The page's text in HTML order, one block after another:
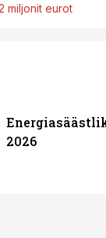
miljonit eurot
2026